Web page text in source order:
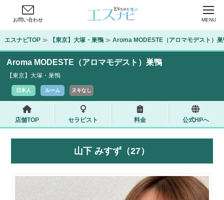
お問い合わせ MENU
エスナビTOP ≫ 【東京】大塚・巣鴨 ≫ Aroma MODESTE（アロマモデスト）巣
Aroma MODESTE（アロマモデスト）巣鴨
【東京】大塚・巣鴨
日本人 ルーム ヌキなし
店舗TOP セラピスト 料金 公式HPへ
山下 みすず（27）